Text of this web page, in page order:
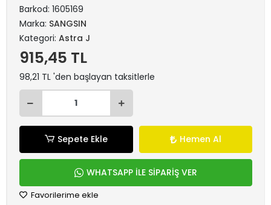
Barkod: 1605169
Marka: SANGSIN
Kategori: Astra J
915,45 TL
98,21 TL 'den başlayan taksitlerle
Sepete Ekle Hemen Al
WHATSAPP İLE SİPARİŞ VER
Favorilerime ekle